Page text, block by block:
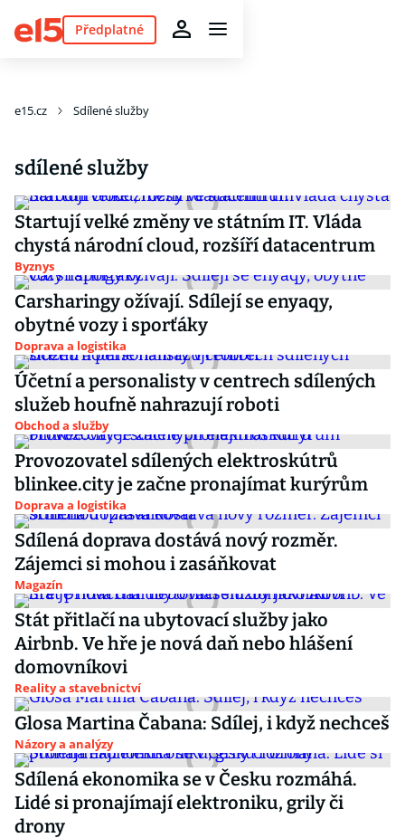
Předplatné
e15.cz Sdílené služby
sdílené služby
Startují velké změny ve státním IT. Vláda
chystá národní cloud, rozšíří datacentrum
Byznys
Carsharingy ožívají. Sdílejí se enyaqy,
obytné vozy i sporťáky
Doprava a logistika
Účetní a personalisty v centrech sdílených
služeb houfně nahrazují roboti
Obchod a služby
Provozovatel sdílených elektroskútrů
blinkee.city je začne pronajímat kurýrům
Doprava a logistika
Sdílená doprava dostává nový rozměr.
Zájemci si mohou i zasáňkovat
Magazín
Stát přitlačí na ubytovací služby jako
Airbnb. Ve hře je nová daň nebo hlášení
domovníkovi
Reality a stavebnictví
Glosa Martina Čabana: Sdílej, i když nechceš
Názory a analýzy
Sdílená ekonomika se v Česku rozmáhá.
Lidé si pronajímají elektroniku, grily či
drony